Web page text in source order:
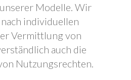
Modelle. Wir
individuellen
Vermittlung von
auch die
Nutzungsrechten.